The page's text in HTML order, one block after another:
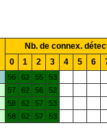
Nb. de connex.
0
1 2 3 4 5 6
56 62 55
53
57 62 56
52
58 62 57
53
58 62 57 53